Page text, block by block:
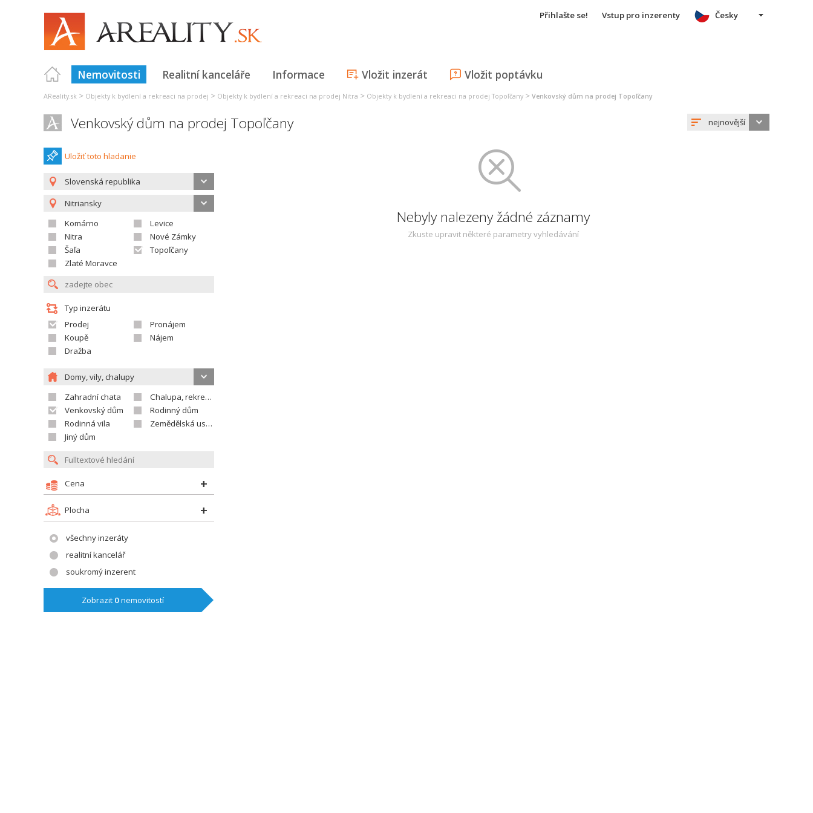
Přihlašte se! Vstup pro inzerenty
Nemovitosti Realitní kanceláře Informace Vložit inzerát Vložit poptávku
Česky
AReality.sk > Objekty k bydlení a rekreaci na prodej > Objekty k bydlení a rekreaci na prodej Nitra > Objekty k bydlení a rekreaci na prodej Topoľčany > Venkovský dům na prodej Topoľčany
Venkovský dům na prodej Topoľčany nejnovější
Uložiť toto hladanie
Slovenská republika
Nitriansky
Komárno
Levice
Nitra
Nové Zámky
Šaľa
Topoľčany
Zlaté Moravce
Typ inzerátu
Prodej
Pronájem
Koupě
Nájem
Dražba
Domy, vily, chalupy
Zahradní chata
Chalupa, rekreační domek
Venkovský dům
Rodinný dům
Rodinná vila
Zemědělská usedlost
Jiný dům
Cena
Plocha
všechny inzeráty
realitní kancelář
soukromý inzerent
Zobrazit 0nemovitostí
Nebyly nalezeny žádné záznamy
Zkuste upravit některé parametry vyhledávání